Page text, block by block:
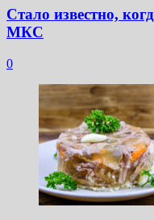
Стало известно,
МКС
0